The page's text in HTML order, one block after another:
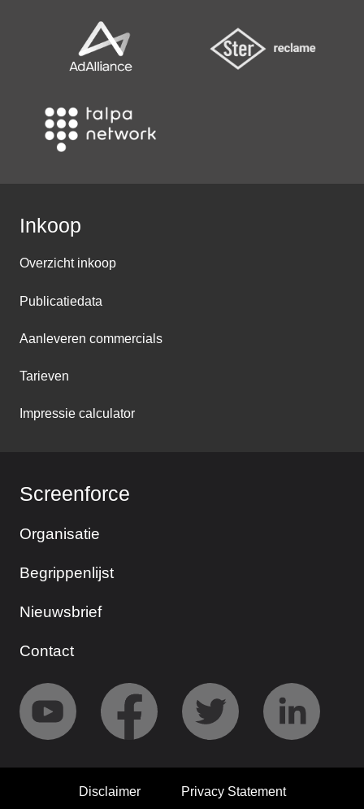
Inkoop
Overzicht inkoop
Publicatiedata
Aanleveren commercials
Tarieven
Impressie calculator
Screenforce
Organisatie
Begrippenlijst
Nieuwsbrief
Contact
Disclaimer Privacy Statement